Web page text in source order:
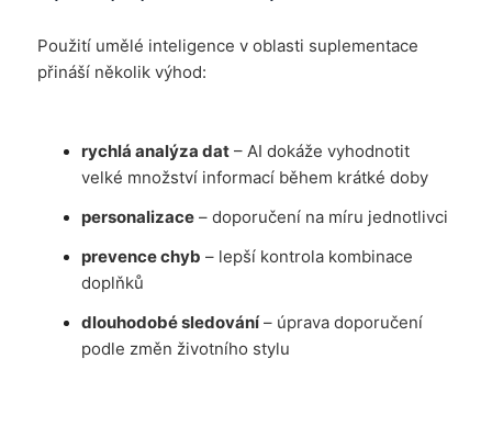
Použití umělé inteligence v oblasti suplementace
přináší několik výhod:
rychlá analýza dat – AI dokáže vyhodnotit
velké množství informací během krátké doby
personalizace – doporučení na míru jednotlivci
prevence chyb – lepší kontrola kombinace
doplňků
dlouhodobé sledování– úprava doporučení
podle změn životního stylu